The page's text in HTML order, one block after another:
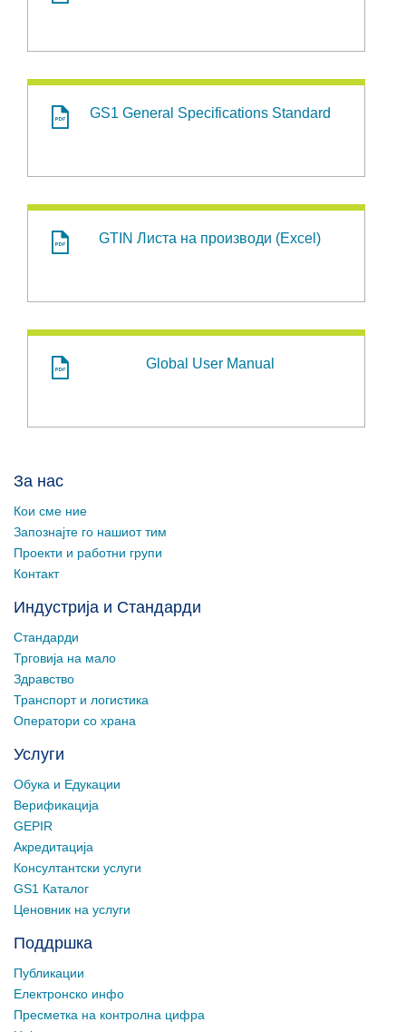
GS1 General Specifications Standard
GTIN Листа на производи (Excel)
Global User Manual
За нас
Кои сме ние
Запознајте го нашиот тим
Проекти и работни групи
Контакт
Индустрија и Стандарди
Стандарди
Трговија на мало
Здравство
Транспорт и логистика
Оператори со храна
Услуги
Обука и Едукации
Верификација
GEPIR
Акредитација
Консултантски услуги
GS1 Каталог
Ценовник на услуги
Поддршка
Публикации
Електронско инфо
Пресметка на контролна цифра